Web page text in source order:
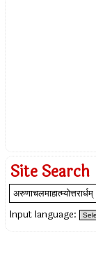
Site Search
Input language: